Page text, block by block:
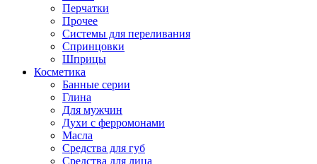
Перчатки
Прочее
Системы для переливания
Спринцовки
Шприцы
Косметика
Банные серии
Глина
Для мужчин
Духи с ферромонами
Масла
Средства для губ
Средства для лица